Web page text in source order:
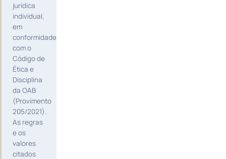
jurídica
individual,
em
conformidade
com o
Código de
Ética e
Disciplina
da OAB
(Provimento
205/2021).
As regras
e os
valores
citados